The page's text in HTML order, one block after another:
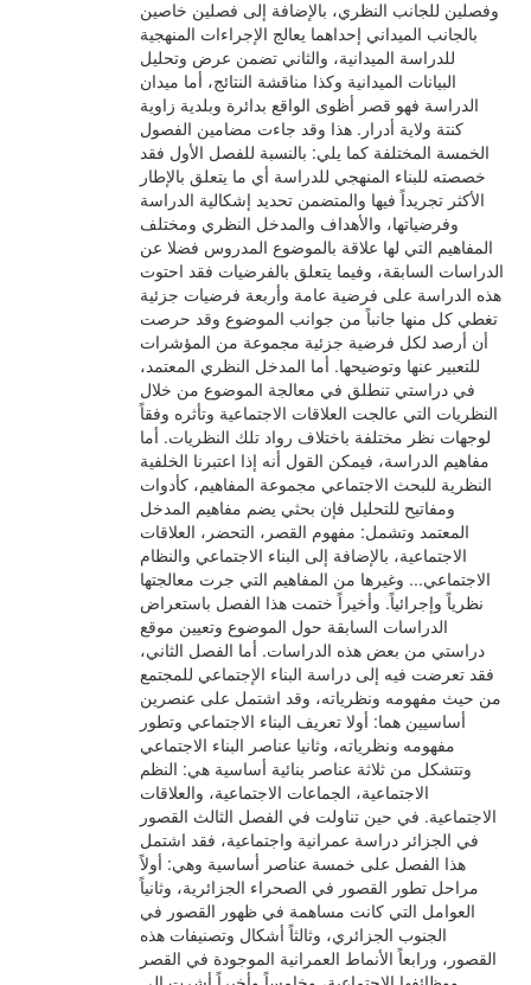
وفصلين للجانب النظري، بالإضافة إلى فصلين خاصين
بالجانب الميداني إحداهما يعالج الإجراءات المنهجية
للدراسة الميدانية، والثاني تضمن عرض وتحليل
البيانات الميدانية وكذا مناقشة النتائج، أما ميدان
الدراسة فهو قصر أظوى الواقع بدائرة وبلدية زاوية
كنتة ولاية أدرار. هذا وقد جاءت مضامين الفصول
الخمسة المختلفة كما يلي: بالنسبة للفصل الأول فقد
خصصته للبناء المنهجي للدراسة أي ما يتعلق بالإطار
الأكثر تجريداً فيها والمتضمن تحديد إشكالية الدراسة
وفرضياتها، والأهداف والمدخل النظري ومختلف
المفاهيم التي لها علاقة بالموضوع المدروس فضلا عن
الدراسات السابقة، وفيما يتعلق بالفرضيات فقد احتوت
هذه الدراسة على فرضية عامة وأربعة فرضيات جزئية
تغطي كل منها جانباً من جوانب الموضوع وقد حرصت
أن أرصد لكل فرضية جزئية مجموعة من المؤشرات
للتعبير عنها وتوضيحها. أما المدخل النظري المعتمد،
في دراستي تنطلق في معالجة الموضوع من خلال
النظريات التي عالجت العلاقات الاجتماعية وتأثره وفقاً
لوجهات نظر مختلفة باختلاف رواد تلك النظريات. أما
مفاهيم الدراسة، فيمكن القول أنه إذا اعتبرنا الخلفية
النظرية للبحث الاجتماعي مجموعة المفاهيم، كأدوات
ومفاتيح للتحليل فإن بحثي يضم مفاهيم المدخل
المعتمد وتشمل: مفهوم القصر، التحضر، العلاقات
الاجتماعية، بالإضافة إلى البناء الاجتماعي والنظام
الاجتماعي... وغيرها من المفاهيم التي جرت معالجتها
نظرياً وإجرائياً. وأخيراً ختمت هذا الفصل باستعراض
الدراسات السابقة حول الموضوع وتعيين موقع
دراستي من بعض هذه الدراسات. أما الفصل الثاني،
فقد تعرضت فيه إلى دراسة البناء الإجتماعي للمجتمع
من حيث مفهومه ونظرياته، وقد اشتمل على عنصرين
أساسيين هما: أولا تعريف البناء الاجتماعي وتطور
مفهومه ونظرياته، وثانيا عناصر البناء الاجتماعي
وتتشكل من ثلاثة عناصر بنائية أساسية هي: النظم
الاجتماعية، الجماعات الاجتماعية، والعلاقات
الاجتماعية. في حين تناولت في الفصل الثالث القصور
في الجزائر دراسة عمرانية واجتماعية، فقد اشتمل
هذا الفصل على خمسة عناصر أساسية وهي: أولاً
مراحل تطور القصور في الصحراء الجزائرية، وثانياً
العوامل التي كانت مساهمة في ظهور القصور في
الجنوب الجزائري، وثالثاً أشكال وتصنيفات هذه
القصور، ورابعاً الأنماط العمرانية الموجودة في القصر